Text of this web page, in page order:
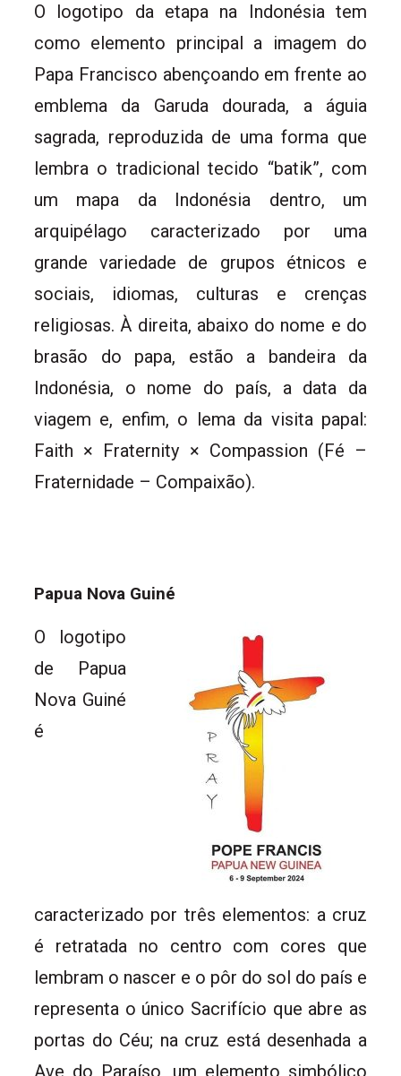
O logotipo da etapa na Indonésia tem
como elemento principal a imagem do
Papa Francisco abençoando em frente ao
emblema da Garuda dourada, a águia
sagrada, reproduzida de uma forma que
lembra o tradicional tecido “batik”, com
um mapa da Indonésia dentro, um
arquipélago caracterizado por uma
grande variedade de grupos étnicos e
sociais, idiomas, culturas e crenças
religiosas. À direita, abaixo do nome e do
brasão do papa, estão a bandeira da
Indonésia, o nome do país, a data da
viagem e, enfim, o lema da visita papal:
Faith × Fraternity × Compassion (Fé –
Fraternidade – Compaixão).
Papua Nova Guiné
O logotipo
de Papua
Nova Guiné
é
caracterizado por três elementos: a cruz
é retratada no centro com cores que
lembram o nascer e o pôr do sol do país e
representa o único Sacrifício que abre as
portas do Céu; na cruz está desenhada a